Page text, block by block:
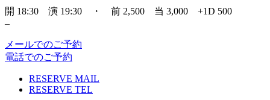
開 18:30 演 19:30 ・ 前 2,500 当 3,000 +1D 500
–
メールでのご予約
電話でのご予約
RESERVE MAIL
RESERVE TEL